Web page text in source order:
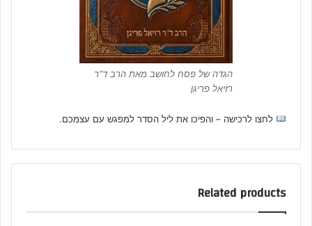
הגדה של פסח לחושב מאת הרב ד”ר
רזיאל פריגן
לחצו לרכישה – והפיכו את ליל הסדר למפגש עם עצמכם.
Related products